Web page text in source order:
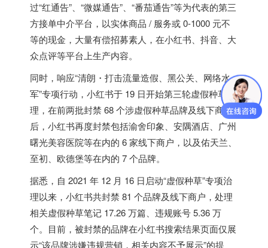
过“红通告”、“微媒通告”、“番茄通告”等为代表的第三
方接单中介平台， 以实体商品 / 服务或 0-1000 元不
等的现金，大量有偿招募素人，在小红书、抖音、大
众点评等平台上生产内容。
同时，响应“清朗・打击流量造假、黑公关、网络水
军”专项行动，小红书于 19 日开始第三轮虚假种草治
理，在前两批封禁 68 个涉虚假种草品牌及线下商户
后，小红书再度封禁包括渝舍印象、安隅酒店、广州
曙光美容医院等在内的 6 家线下商户，以及佑天兰、
至初、欧德堡等在内的 7 个品牌。
据悉，自 2021 年 12 月 16 日启动“虚假种草”专项治
理以来， 小红书共封禁 81 个品牌及线下商户，处理
相关虚假种草笔记 17.26 万篇、违规账号 5.36 万
个。目前，被封禁的品牌在小红书搜索结果页面仅展
示“该品牌涉嫌违规营销，相关内容不予展示”的提